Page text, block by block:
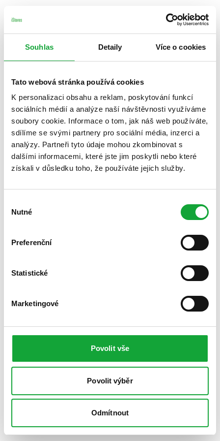
Souhlas Detaily Více o cookies
Tato webová stránka používá cookies
K personalizaci obsahu a reklam, poskytování funkcí
sociálních médií a analýze naší návštěvnosti využíváme
soubory cookie. Informace o tom, jak náš web používáte,
sdílíme se svými partnery pro sociální média, inzerci a
analýzy. Partneři tyto údaje mohou zkombinovat s
dalšími informacemi, které jste jim poskytli nebo které
získali v důsledku toho, že používáte jejich služby.
souhlasu
Nutné
Preferenční
Statistické
Marketingové
Povolit vše
Povolit výběr
Odmítnout